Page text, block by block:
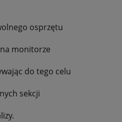
osprzętu
na monitorze
do tego celu
sekcji